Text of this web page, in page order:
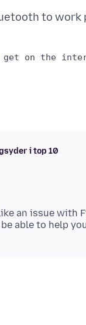
to
i top 10
an issue with